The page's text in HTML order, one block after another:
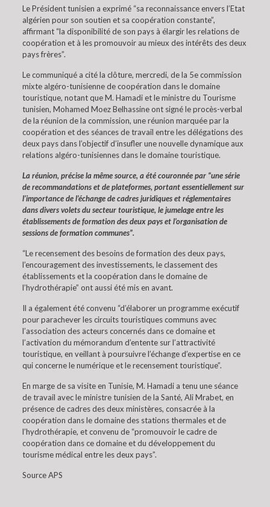
Le Président tunisien a exprimé “sa reconnaissance envers l’Etat
algérien pour son soutien et sa coopération constante”,
affirmant “la disponibilité de son pays à élargir les relations de
coopération et à les promouvoir au mieux des intérêts des deux
pays frères”.
Le communiqué a cité la clôture, mercredi, de la 5e commission
mixte algéro-tunisienne de coopération dans le domaine
touristique, notant que M. Hamadi et le ministre du Tourisme
tunisien, Mohamed Moez Belhassine ont signé le procès-verbal
de la réunion de la commission, une réunion marquée par la
coopération et des séances de travail entre les délégations des
deux pays dans l’objectif d’insufler une nouvelle dynamique aux
relations algéro-tunisiennes dans le domaine touristique.
La réunion, précise la même source, a été couronnée par “une série
de recommandations et de plateformes, portant essentiellement sur
l’importance de l’échange de cadres juridiques et réglementaires
dans divers volets du secteur touristique, le jumelage entre les
établissements de formation des deux pays et l’organisation de
sessions de formation communes”.
“Le recensement des besoins de formation des deux pays,
l’encouragement des investissements, le classement des
établissements et la coopération dans le domaine de
l’hydrothérapie” ont aussi été mis en avant.
Il a également été convenu “d’élaborer un programme exécutif
pour parachever les circuits touristiques communs avec
l’association des acteurs concernés dans ce domaine et
l’activation du mémorandum d’entente sur l’attractivité
touristique, en veillant à poursuivre l’échange d’expertise en ce
qui concerne le numérique et le recensement touristique”.
En marge de sa visite en Tunisie, M. Hamadi a tenu une séance
de travail avec le ministre tunisien de la Santé, Ali Mrabet, en
présence de cadres des deux ministères, consacrée à la
coopération dans le domaine des stations thermales et de
l’hydrothérapie, et convenu de “promouvoir le cadre de
coopération dans ce domaine et du développement du
tourisme médical entre les deux pays”.
Source APS